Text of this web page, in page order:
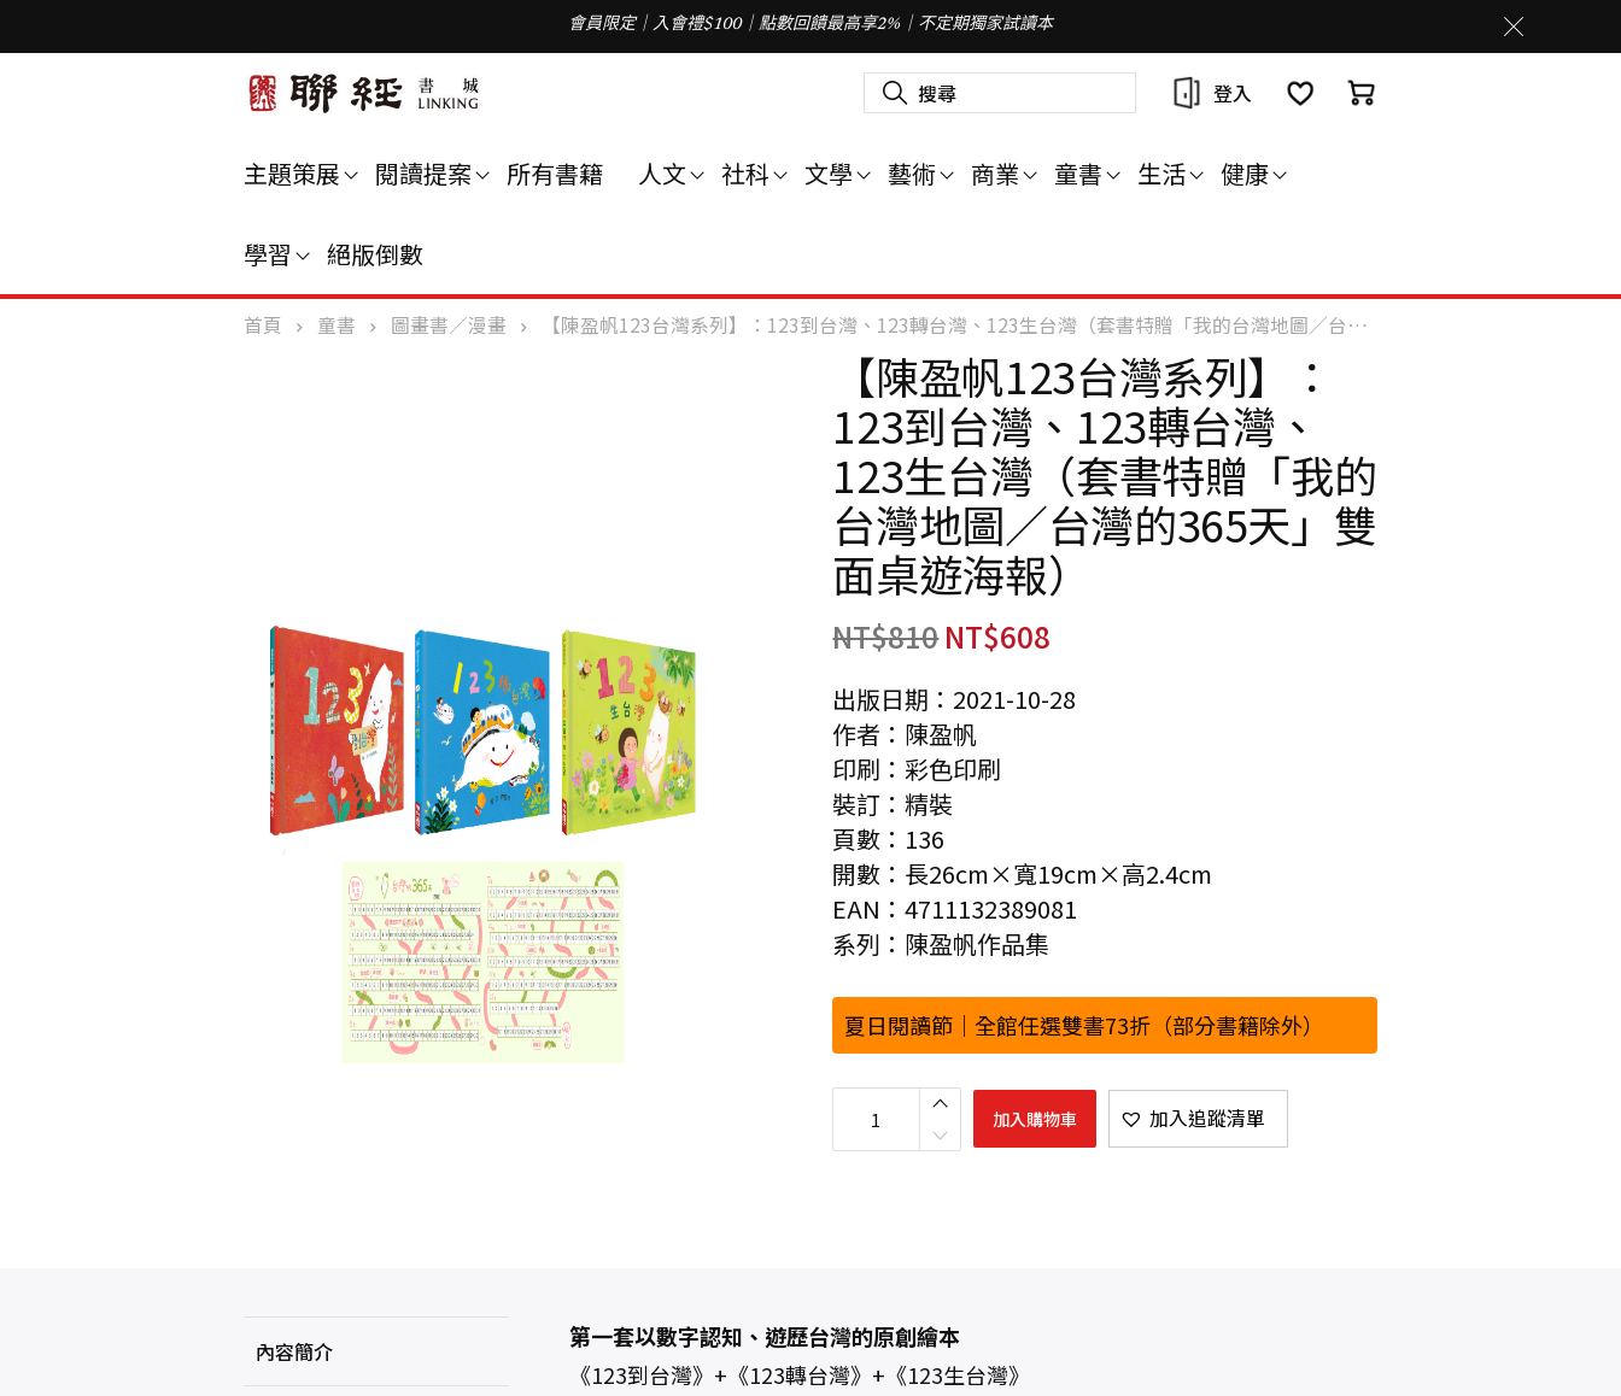
會員限定｜入會禮$100｜點數回饋最高享2%｜不定期獨家試讀本
搜
尋
字
登入
主題策展 閱讀提案 所有書籍 人文 社科 文學 藝術 商業 童書 生活 健康
學習 絕版倒數
首頁 童書 圖畫書／漫畫 【陳盈帆123台灣系列】：123到台灣、123轉台灣、123生台灣（套書特贈「我的台灣地圖／台灣的365天」雙面桌遊海報）
【陳盈帆123台灣系列】：
123到台灣、123轉台灣、
123生台灣（套書特贈「我的
台灣地圖／台灣的365天」雙
面桌遊海報）
NT$810NT$608
出版日期：2021-10-28
作者：陳盈帆
印刷：彩色印刷
裝訂：精裝
頁數：136
開數：長26cm×寬19cm×高2.4cm
EAN：4711132389081
系列：陳盈帆作品集
夏日閱讀節｜全館任選雙書73折（部分書籍除外）
【
帆
2
3
到
台
加入購物車 加入追蹤清單
內容簡介
第一套以數字認知、遊歷台灣的原創繪本
《123到台灣》+《123轉台灣》+《123生台灣》